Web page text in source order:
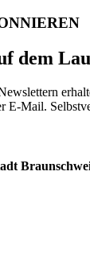
dem
E-Mail.